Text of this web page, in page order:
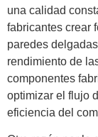
una calidad
fabricantes crear
paredes
rendimiento de
componentes
optimizar el flujo
eficiencia del